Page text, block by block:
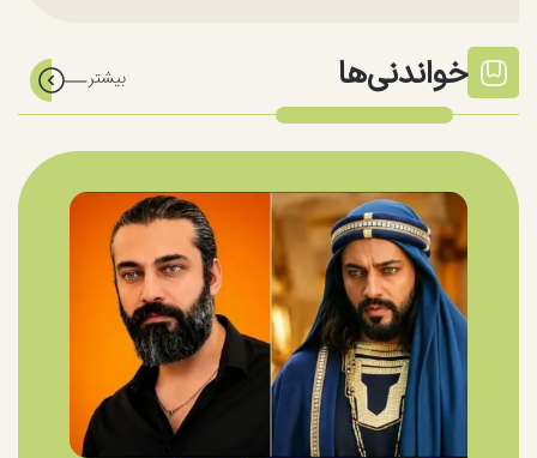
خواندنی‌ها